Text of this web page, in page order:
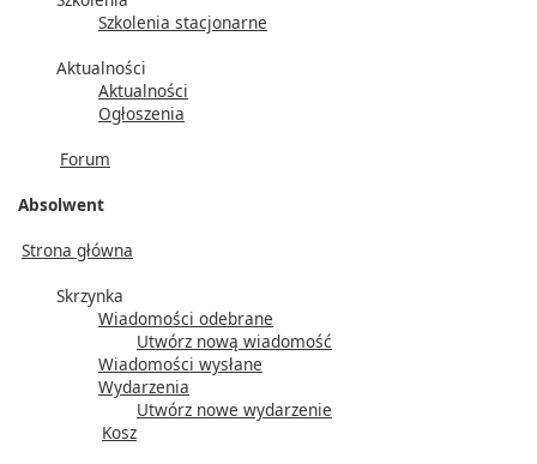
Szkolenia stacjonarne
Aktualności
Aktualności
Ogłoszenia
Forum
Absolwent
Strona główna
Skrzynka
Wiadomości odebrane
Utwórz nową wiadomość
Wiadomości wysłane
Wydarzenia
Utwórz nowe wydarzenie
Kosz